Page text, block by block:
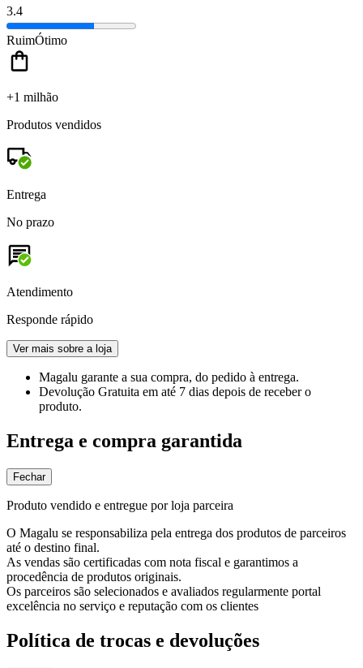
3.4
RuimÓtimo
+1 milhão
Produtos vendidos
Entrega
No prazo
Atendimento
Responde rápido
Ver mais sobre a loja
Magalu garante a sua compra, do pedido à entrega.
Devolução Gratuita em até 7 dias depois de receber o
produto.
Entrega e compra garantida
Fechar
Produto vendido e entregue por loja parceira
O Magalu se responsabiliza pela entrega dos produtos de parceiros
até o destino final.
As vendas são certificadas com nota fiscal e garantimos a
procedência de produtos originais.
Os parceiros são selecionados e avaliados regularmente portal
excelência no serviço e reputação com os clientes
Política de trocas e devoluções